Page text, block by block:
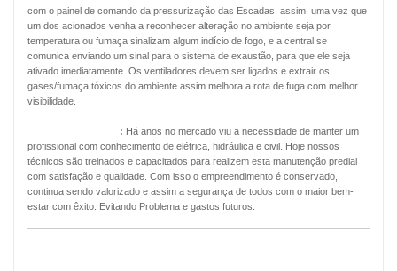
com o painel de comando da pressurização das Escadas, assim, uma vez que
um dos acionados venha a reconhecer alteração no ambiente seja por
temperatura ou fumaça sinalizam algum indício de fogo, e a central se
comunica enviando um sinal para o sistema de exaustão, para que ele seja
ativado imediatamente. Os ventiladores devem ser ligados e extrair os
gases/fumaça tóxicos do ambiente assim melhora a rota de fuga com melhor
visibilidade.
: Há anos no mercado viu a necessidade de manter um
profissional com conhecimento de elétrica, hidráulica e civil. Hoje nossos
técnicos são treinados e capacitados para realizem esta manutenção predial
com satisfação e qualidade. Com isso o empreendimento é conservado,
continua sendo valorizado e assim a segurança de todos com o maior bem-
estar com êxito. Evitando Problema e gastos futuros.